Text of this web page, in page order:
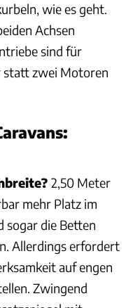
wie es geht.
Achsen
sind für
statt zwei Motoren
2,50 Meter
mehr Platz im
sogar die Betten
Allerdings erfordert
auf engen
Zwingend